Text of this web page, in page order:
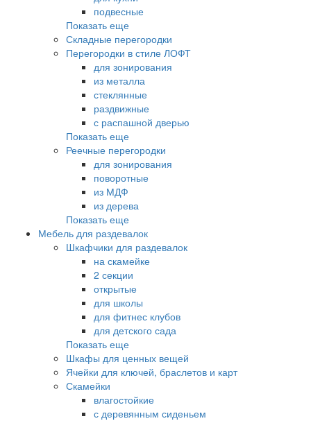
подвесные
Показать еще
Складные перегородки
Перегородки в стиле ЛОФТ
для зонирования
из металла
стеклянные
раздвижные
с распашной дверью
Показать еще
Реечные перегородки
для зонирования
поворотные
из МДФ
из дерева
Показать еще
Мебель для раздевалок
Шкафчики для раздевалок
на скамейке
2 секции
открытые
для школы
для фитнес клубов
для детского сада
Показать еще
Шкафы для ценных вещей
Ячейки для ключей, браслетов и карт
Скамейки
влагостойкие
с деревянным сиденьем